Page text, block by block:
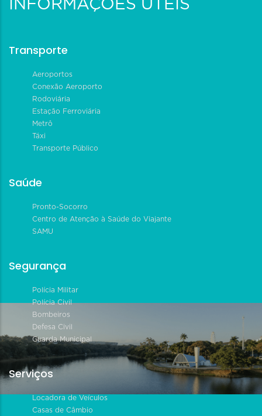
INFORMAÇÕES ÚTEIS
Transporte
Aeroportos
Conexão Aeroporto
Rodoviária
Estação Ferroviária
Metrô
Táxi
Transporte Público
Saúde
Pronto-Socorro
Centro de Atenção à Saúde do Viajante
SAMU
Segurança
Polícia Militar
Polícia Civil
Bombeiros
Defesa Civil
Guarda Municipal
Serviços
Locadora de Veículos
Casas de Câmbio